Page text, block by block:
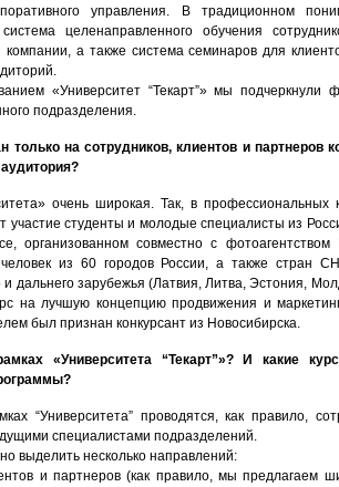
управления. В традиционном
целенаправленного обучения
компании, а также система семинаров для
«Университет “Текарт”» мы подчеркнули
подразделения.
только на сотрудников, клиентов и партнеров
очень широкая. Так, в профессиональных
участие студенты и молодые специалисты из
организованном совместно с фотоагентством
из 60 городов России, а также стран
и дальнего зарубежья (Латвия, Литва, Эстония,
на лучшую концепцию продвижения и
был признан конкурсант из Новосибирска.
«Университета “Текарт”»? И какие
“Университета” проводятся, как правило,
специалистами подразделений.
выделить несколько направлений:
и партнеров (как правило, мы предлагаем